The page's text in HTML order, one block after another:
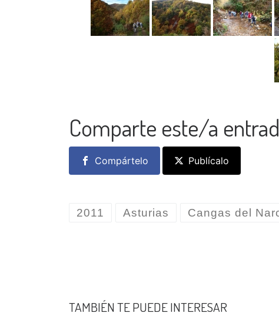
Comparte este/a
Compártelo Publícalo
2011 Asturias Cangas del
TAMBIÉN TE PUEDE INTERESAR